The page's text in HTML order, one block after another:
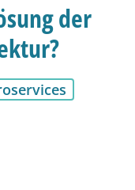
der